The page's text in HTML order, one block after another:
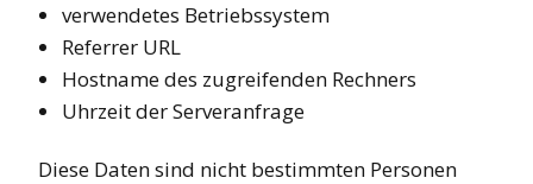
verwendetes Betriebssystem
Referrer URL
Hostname des zugreifenden Rechners
Uhrzeit der Serveranfrage
Diese Daten sind nicht bestimmten Personen